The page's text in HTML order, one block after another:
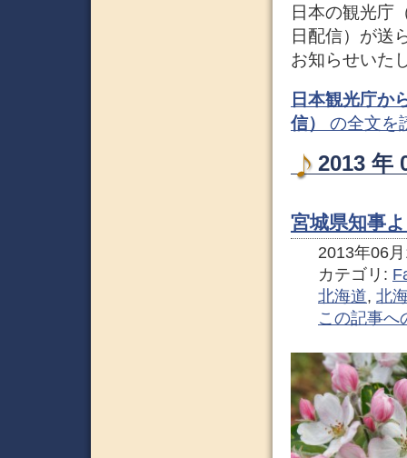
日本の観光庁
日配信）が送
お知らせいた
日本観光庁か
信）
の全文を
2013 年
宮城県知事
2013年06
カテゴリ:
北海道, 北
この記事へ